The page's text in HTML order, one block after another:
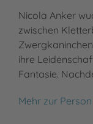
Nicola Anker
zwischen
ihre
Fantasie.
Mehr zur Person
Nicola Anker